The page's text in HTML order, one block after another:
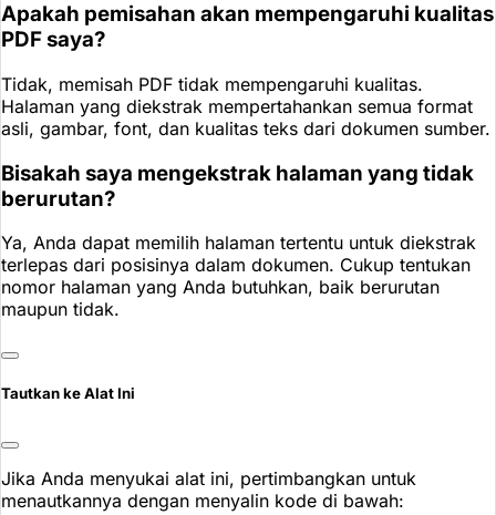
Apakah pemisahan akan mempengaruhi kualitas
PDF saya?
Tidak, memisah PDF tidak mempengaruhi kualitas.
Halaman yang diekstrak mempertahankan semua format
asli, gambar, font, dan kualitas teks dari dokumen sumber.
Bisakah saya mengekstrak halaman yang tidak
berurutan?
Ya, Anda dapat memilih halaman tertentu untuk diekstrak
terlepas dari posisinya dalam dokumen. Cukup tentukan
nomor halaman yang Anda butuhkan, baik berurutan
maupun tidak.
Tautkan ke Alat Ini
Jika Anda menyukai alat ini, pertimbangkan untuk
menautkannya dengan menyalin kode di bawah: